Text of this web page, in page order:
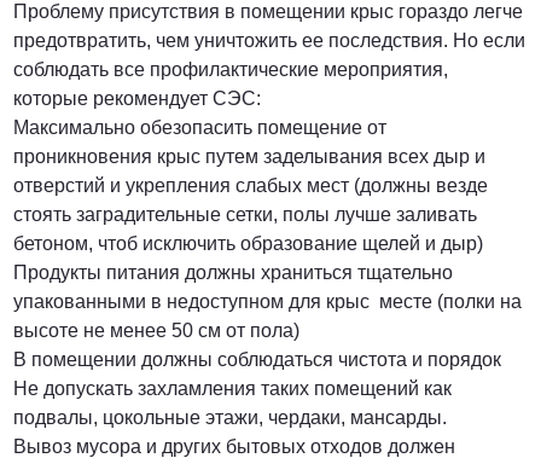
Проблему присутствия в помещении крыс гораздо легче
предотвратить, чем уничтожить ее последствия. Но если
соблюдать все профилактические мероприятия,
которые рекомендует СЭС:
Максимально обезопасить помещение от
проникновения крыс путем заделывания всех дыр и
отверстий и укрепления слабых мест (должны везде
стоять заградительные сетки, полы лучше заливать
бетоном, чтоб исключить образование щелей и дыр)
Продукты питания должны храниться тщательно
упакованными в недоступном для крыс месте (полки на
высоте не менее 50 см от пола)
В помещении должны соблюдаться чистота и порядок
Не допускать захламления таких помещений как
подвалы, цокольные этажи, чердаки, мансарды.
Вывоз мусора и других бытовых отходов должен